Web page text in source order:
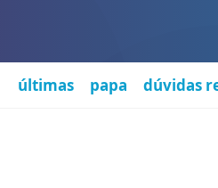
últimas papa dúvidas